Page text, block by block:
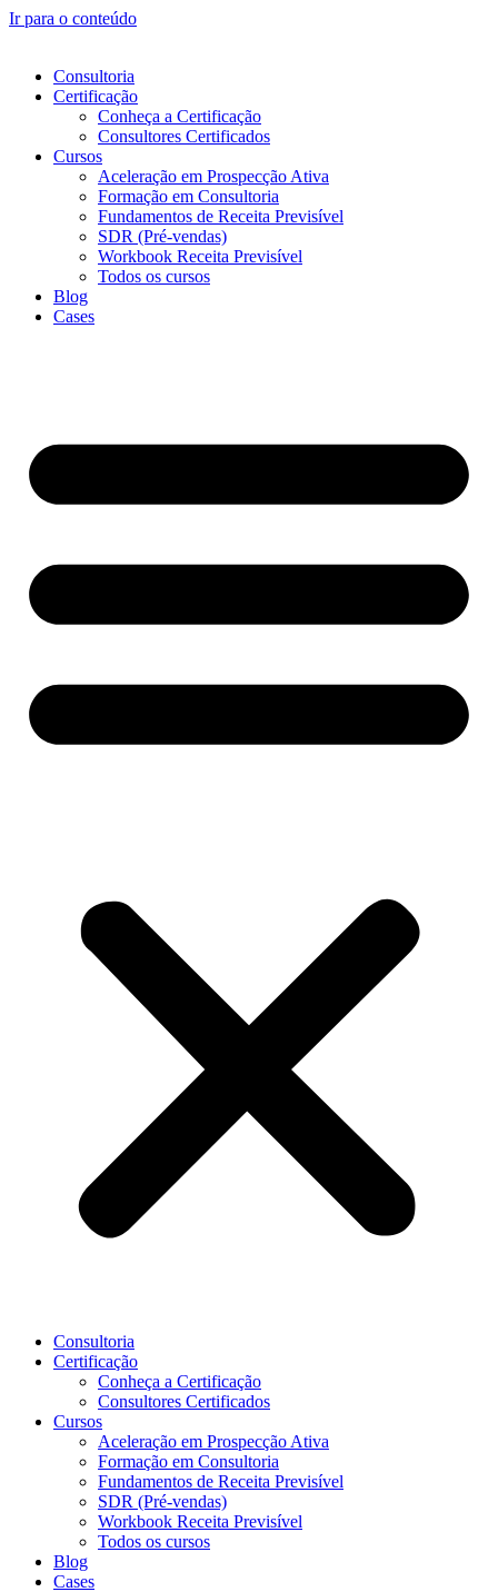
Ir para o conteúdo
Consultoria
Certificação
Conheça a Certificação
Consultores Certificados
Cursos
Aceleração em Prospecção Ativa
Formação em Consultoria
Fundamentos de Receita Previsível
SDR (Pré-vendas)
Workbook Receita Previsível
Todos os cursos
Blog
Cases
Consultoria
Certificação
Conheça a Certificação
Consultores Certificados
Cursos
Aceleração em Prospecção Ativa
Formação em Consultoria
Fundamentos de Receita Previsível
SDR (Pré-vendas)
Workbook Receita Previsível
Todos os cursos
Blog
Cases